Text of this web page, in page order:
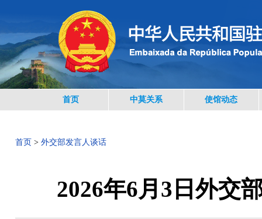
首页 中莫关系 使馆动态
首页 > 外交部发言人谈话
2026年6月3日外交